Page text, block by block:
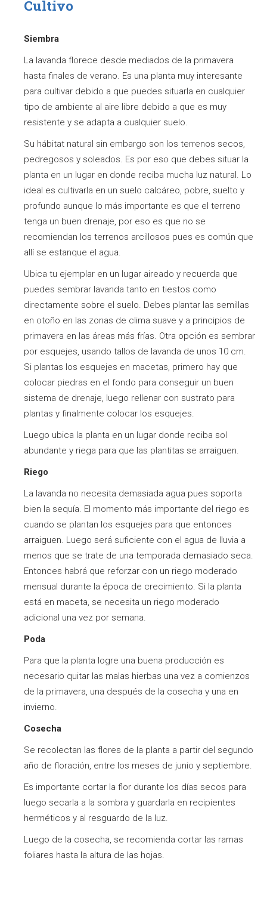
Cultivo
Siembra
La lavanda florece desde mediados de la primavera
hasta finales de verano. Es una planta muy interesante
para cultivar debido a que puedes situarla en cualquier
tipo de ambiente al aire libre debido a que es muy
resistente y se adapta a cualquier suelo.
Su hábitat natural sin embargo son los terrenos secos,
pedregosos y soleados. Es por eso que debes situar la
planta en un lugar en donde reciba mucha luz natural. Lo
ideal es cultivarla en un suelo calcáreo, pobre, suelto y
profundo aunque lo más importante es que el terreno
tenga un buen drenaje, por eso es que no se
recomiendan los terrenos arcillosos pues es común que
allí se estanque el agua.
Ubica tu ejemplar en un lugar aireado y recuerda que
puedes sembrar lavanda tanto en tiestos como
directamente sobre el suelo. Debes plantar las semillas
en otoño en las zonas de clima suave y a principios de
primavera en las áreas más frías. Otra opción es sembrar
por esquejes, usando tallos de lavanda de unos 10 cm.
Si plantas los esquejes en macetas, primero hay que
colocar piedras en el fondo para conseguir un buen
sistema de drenaje, luego rellenar con sustrato para
plantas y finalmente colocar los esquejes.
Luego ubica la planta en un lugar donde reciba sol
abundante y riega para que las plantitas se arraiguen.
Riego
La lavanda no necesita demasiada agua pues soporta
bien la sequía. El momento más importante del riego es
cuando se plantan los esquejes para que entonces
arraiguen. Luego será suficiente con el agua de lluvia a
menos que se trate de una temporada demasiado seca.
Entonces habrá que reforzar con un riego moderado
mensual durante la época de crecimiento. Si la planta
está en maceta, se necesita un riego moderado
adicional una vez por semana.
Poda
Para que la planta logre una buena producción es
necesario quitar las malas hierbas una vez a comienzos
de la primavera, una después de la cosecha y una en
invierno.
Cosecha
Se recolectan las flores de la planta a partir del segundo
año de floración, entre los meses de junio y septiembre.
Es importante cortar la flor durante los días secos para
luego secarla a la sombra y guardarla en recipientes
herméticos y al resguardo de la luz.
Luego de la cosecha, se recomienda cortar las ramas
foliares hasta la altura de las hojas.